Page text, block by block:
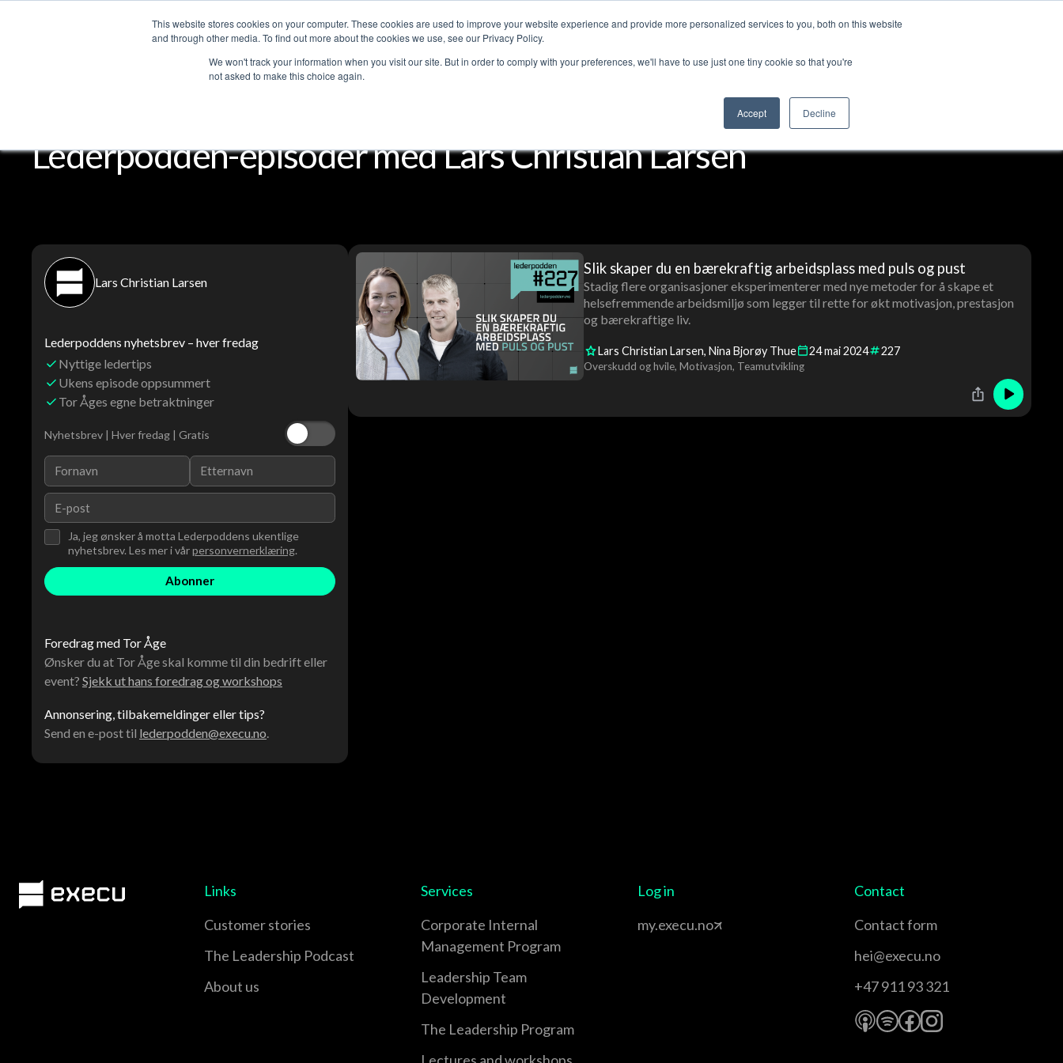
This website stores cookies on your computer. These cookies are used to improve your website experience and provide more personalized services to you, both on this website
and through other media. To find out more about the cookies we use, see our Privacy Policy.
We won't track your information when you visit our site. But in order to comply with your preferences, we'll have to use just one tiny cookie so that you're
not asked to make this choice again.
Accept Decline
Services Customer stories The Leadership Podcast About us Log in Contact us
Lederpodden-episoder med Lars Christian Larsen
Lars Christian Larsen
Lederpoddens nyhetsbrev – hver fredag
Nyttige ledertips
Ukens episode oppsummert
Tor Åges egne betraktninger
Nyhetsbrev | Hver fredag | Gratis
Ja, jeg ønsker å motta Lederpoddens ukentlige
nyhetsbrev. Les mer i vårpersonvernerklæring.
Foredrag med Tor Åge
Ønsker du at Tor Åge skal komme til din bedrift eller
event? Sjekk ut hans foredrag og workshops
Annonsering, tilbakemeldinger eller tips?
Send en e-post til lederpodden@execu.no
Slik skaper du en bærekraftig arbeidsplass med puls og pust
Stadig flere organisasjoner eksperimenterer med nye metoder for å skape et
helsefremmende arbeidsmiljø som legger til rette for økt motivasjon, prestasjon
og bærekraftige liv.
Lars Christian Larsen Nina Bjorøy Thue 24mai2024 227
Overskudd og hvile Motivasjon Teamutvikling
Links
Customer stories
The Leadership Podcast
About us
Services
Corporate Internal
Management Program
Leadership Team
Development
The Leadership Program
Log in
my.execu.no
Contact
Contact form
hei@execu.no
+47 911 93 321